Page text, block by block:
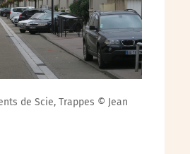
de Scie, Trappes © Jean